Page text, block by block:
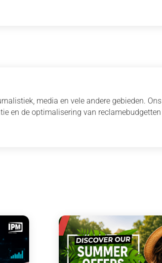
media en vele andere gebieden.
en de optimalisering van